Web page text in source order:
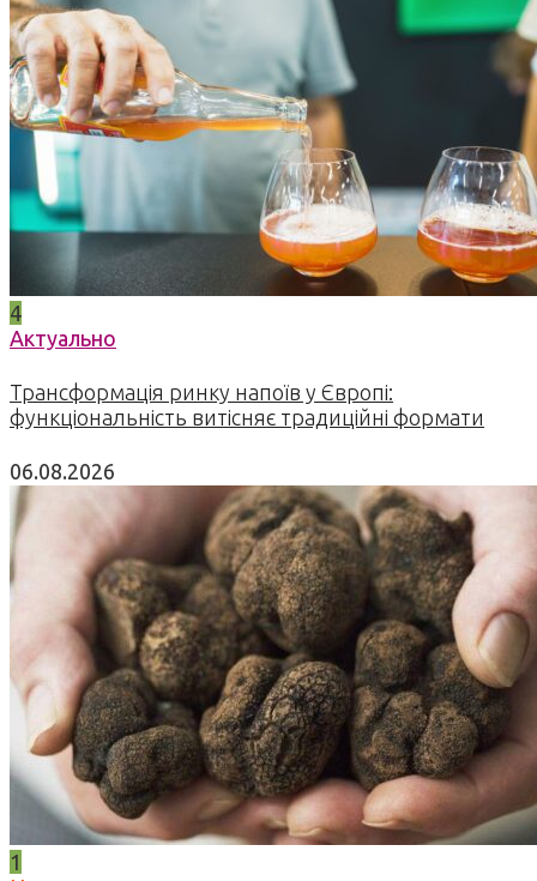
4
Актуально
Трансформація ринку напоїв у Європі:
функціональність витісняє традиційні формати
06.08.2026
1